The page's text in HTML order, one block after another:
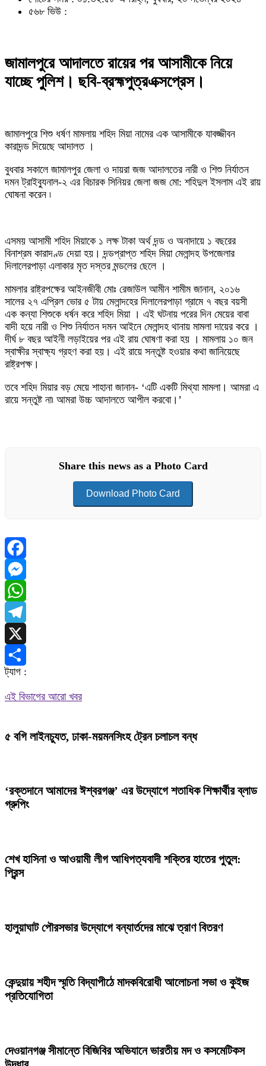
৫৬৮ ভিউ :
জামালপুরে আদালতে রায়ের পর আসামীকে নিয়ে
যাচ্ছে পুলিশ। ছবি-ব্রহ্মপুত্রএক্সপ্রেস।
জামালপুরে শিশু ধর্ষণ মামলায় শহিদ মিয়া নামের এক আসামীকে যাবজ্জীবন
কারাদন্ড দিয়েছে আদালত ।
বুধবার সকালে জামালপুর জেলা ও দায়রা জজ আদালতের নারী ও শিশু নির্যাতন
দমন ট্রাইব্যুনাল-২ এর বিচারক সিনিয়র জেলা জজ মো: শহিদুল ইসলাম এই রায়
ঘোষনা করেন ৷
এসময় আসামী শহিদ মিয়াকে ১ লক্ষ টাকা অর্থ দন্ড ও অনাদায়ে ১ বছরের
বিনাশ্রম কারাদণ্ড দেয়া হয়। দন্ডপ্রাপ্ত শহিদ মিয়া মেলান্দহ উপজেলার
দিলালেরপাড়া এলাকার মৃত দস্তর মন্ডলের ছেলে ।
মামলার রাষ্ট্রপক্ষের আইনজীবী মোঃ রেজাউল আমীন শামীম জানান, ২০১৬
সালের ২৭ এপ্রিল ভোর ৫ টায় মেলান্দহের দিলালেরপাড়া গ্রামে ৭ বছর বয়সী
এক কন্যা শিশুকে ধর্ষন করে শহিদ মিয়া । এই ঘটনায় পরের দিন মেয়ের বাবা
বাদী হয়ে নারী ও শিশু নির্যাতন দমন আইনে মেলান্দহ থানায় মামলা দায়ের করে ।
দীর্ঘ ৮ বছর আইনী লড়াইয়ের পর এই রায় ঘোষণা করা হয় । মামলায় ১০ জন
স্বাক্ষীর স্বাক্ষ্য গ্রহণ করা হয়। এই রায়ে সন্তুষ্ট হওয়ার কথা জানিয়েছে
রাষ্ট্রপক্ষ।
তবে শহিদ মিয়ার বড় মেয়ে শাহানা জানান- ‘এটি একটি মিথ্যা মামলা। আমরা এ
রায়ে সন্তুষ্ট না৷ আমরা উচ্চ আদালতে আপীল করবো।’
Share this news as a Photo Card
Download Photo Card
Facebook
Messenger
WhatsApp
Telegram
X
Share
ট্যাগ :
এই বিভাগের আরো খবর
৫ বগি লাইনচ্যুত, ঢাকা-ময়মনসিংহ ট্রেন চলাচল বন্ধ
‘রক্তদানে আমাদের ঈশ্বরগঞ্জ’ এর উদ্যোগে শতাধিক শিক্ষার্থীর ব্লাড
গ্রুপিং
শেখ হাসিনা ও আওয়ামী লীগ আধিপত্যবাদী শক্তির হাতের পুতুল:
প্রিন্স
হালুয়াঘাট পৌরসভার উদ্যোগে বন্যার্তদের মাঝে ত্রাণ বিতরণ
কেন্দুয়ায় শহীদ স্মৃতি বিদ্যাপীঠে মাদকবিরোধী আলোচনা সভা ও কুইজ
প্রতিযোগিতা
দেওয়ানগঞ্জ সীমান্তে বিজিবির অভিযানে ভারতীয় মদ ও কসমেটিকস